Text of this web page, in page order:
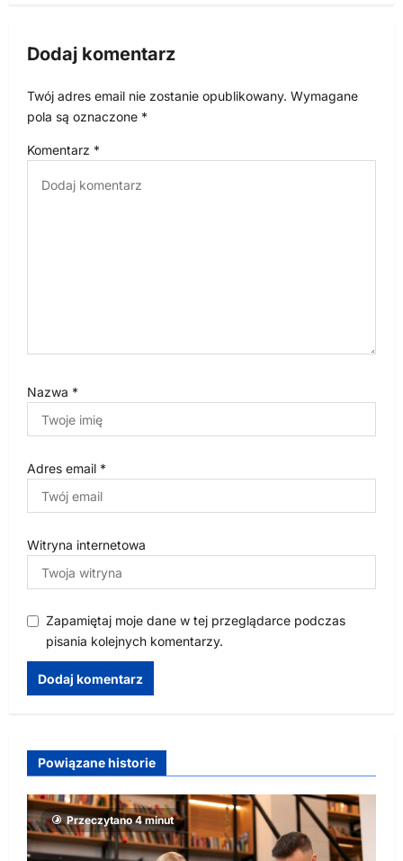
w
i
u
Dodaj komentarz
Twój adres email nie zostanie opublikowany. Wymagane
pola są oznaczone *
Komentarz *
Nazwa *
Adres email *
Witryna internetowa
Zapamiętaj moje dane w tej przeglądarce podczas
pisania kolejnych komentarzy.
Powiązane historie
Przeczytano 4 minut